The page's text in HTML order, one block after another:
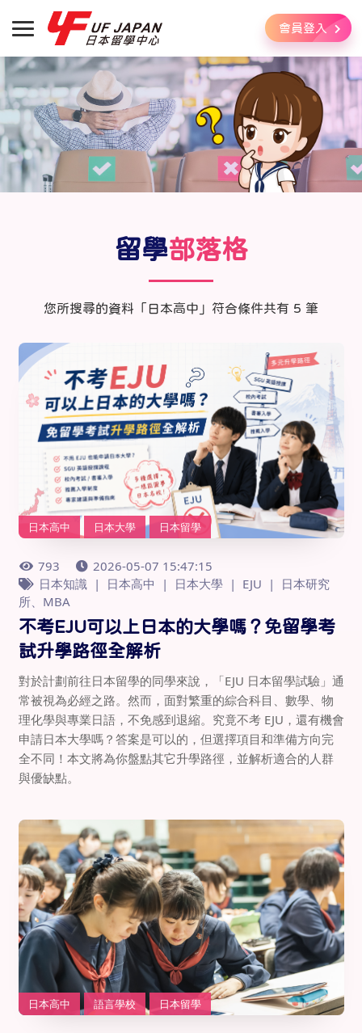
會員登入
留學部落格
您所搜尋的資料「日本高中」符合條件共有 5 筆
日本高中 日本大學 日本留學
793
2026-05-07 15:47:15
日本知識
日本高中 日本大學 EJU
日本研究
所、MBA
不考EJU可以上日本的大學嗎？免留學考
試升學路徑全解析
對於計劃前往日本留學的同學來說，「EJU 日本留學試驗」通
常被視為必經之路。然而，面對繁重的綜合科目、數學、物
理化學與專業日語，不免感到退縮。究竟不考 EJU，還有機會
申請日本大學嗎？答案是可以的，但選擇項目和準備方向完
全不同！本文將為你盤點其它升學路徑，並解析適合的人群
與優缺點。
日本高中 語言學校 日本留學